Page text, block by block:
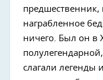
предшественник,
награбленное
ничего. Был он в
слагали легенды